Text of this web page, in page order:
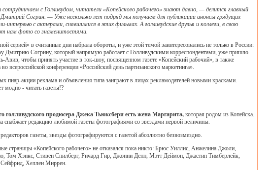
с Голливудом, читатели «Копейского рабочего» знают давно, — делится главный
Согрин. — Уже несколько лет подряд мы получаем для публикации анонсы грядущих
интервью с актерами, снявшимися в этих фильмах. А голливудские друзья и коллеги, в свою
нам фото со знаменитостями.
серией» в считанные дни набрала обороты, и уже этой темой заинтересовались не только в России:
Дмитрию Согрину, который напрямую работает с Голливудскими корреспондентами, уже пришло
Авив, чтобы принять участие в ток-шоу, посвященном газете «Копейский рабочий», в также
во всероссийской конференции «Российский день партизанского маркетинга».
пиар-акции реклама и объявления типа заиграют в лицах рекламодателей новыми красками.
модно - читать газеты!?
голливудского продюсера Джека Тьюксбери есть жена Маргарита,которая родом из Копейска.
снабжает редакцию любимой газеты фотографиями со звездами первой величины.
газеты, звезды фотографируются с газетой абсолютно безвозмездно.
страницы «Копейского рабочего» не отказался пока никто: Брюс Уиллис, Анжелина Джоли,
Том Хэнкс, Стивен Спилберг, Ричард Гир, Джонни Депп, Мэтт Деймон, Джастин Тимберлейк,
Хеллен Миррен.